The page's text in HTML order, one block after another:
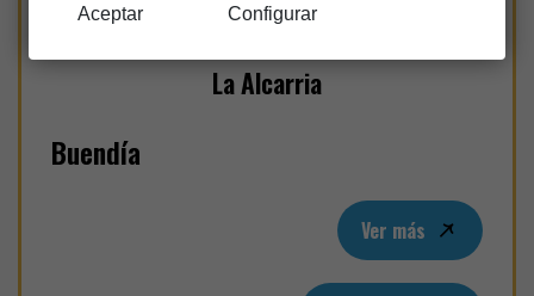
La Alcarria
Buendía
Ver más
Aceptar Configurar